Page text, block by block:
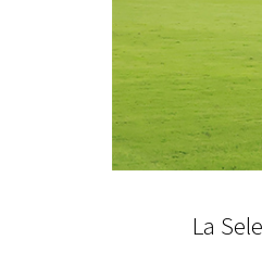
La